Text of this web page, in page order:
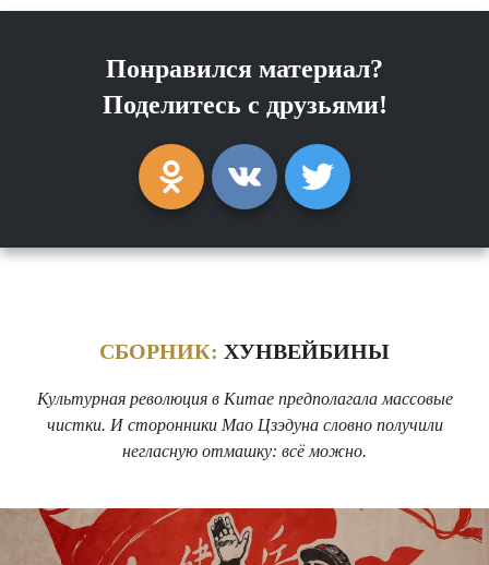
Понравился материал?
Поделитесь с друзьями!
СБОРНИК: ХУНВЕЙБИНЫ
Культурная революция в Китае предполагала массовые
чистки. И сторонники Мао Цзэдуна словно получили
негласную отмашку: всё можно.